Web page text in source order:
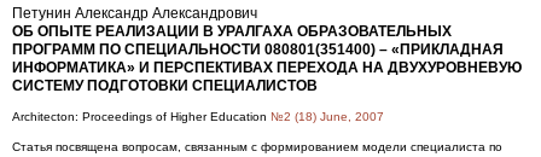
Петунин Александр Александрович
ОБ ОПЫТЕ РЕАЛИЗАЦИИ В УРАЛГАХА ОБРАЗОВАТЕЛЬНЫХ
ПРОГРАММ ПО СПЕЦИАЛЬНОСТИ 080801(351400) – «ПРИКЛАДНАЯ
ИНФОРМАТИКА» И ПЕРСПЕКТИВАХ ПЕРЕХОДА НА ДВУХУРОВНЕВУЮ
СИСТЕМУ ПОДГОТОВКИ СПЕЦИАЛИСТОВ
Architecton: Proceedings of Higher Education №2 (18) June, 2007
Статья посвящена вопросам, связанным с формированием модели специалиста по